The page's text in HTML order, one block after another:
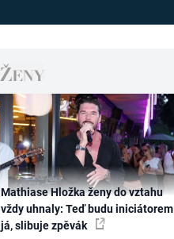
Mathiase Hložka ženy do vztahu
vždy uhnaly: Teď budu iniciátorem
já, slibuje zpěvák